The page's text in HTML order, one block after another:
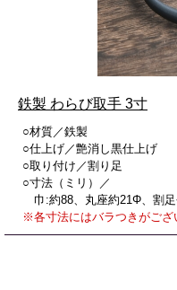
鉄製 わらび取手 3寸
○材質／鉄製
○仕上げ／艶消し黒仕上げ
○取り付け／割り足
○寸法（ミリ）／
巾:約88、丸座約21Φ、割
※各寸法にはバラつきがござ